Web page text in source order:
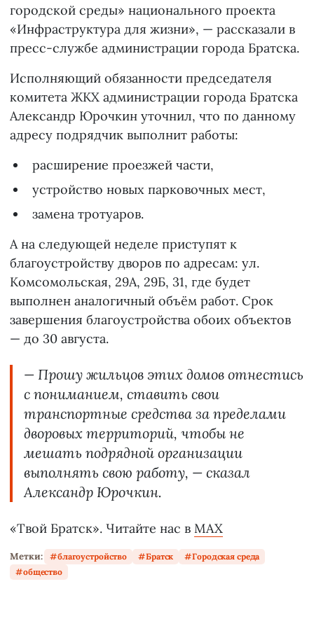
городской среды» национального проекта
«Инфраструктура для жизни», — рассказали в
пресс-службе администрации города Братска.
Исполняющий обязанности председателя
комитета ЖКХ администрации города Братска
Александр Юрочкин уточнил, что по данному
адресу подрядчик выполнит работы:
расширение проезжей части,
устройство новых парковочных мест,
замена тротуаров.
А на следующей неделе приступят к
благоустройству дворов по адресам: ул.
Комсомольская, 29А, 29Б, 31, где будет
выполнен аналогичный объём работ. Срок
завершения благоустройства обоих объектов
— до 30 августа.
— Прошу жильцов этих домов отнестись
с пониманием, ставить свои
транспортные средства за пределами
дворовых территорий, чтобы не
мешать подрядной организации
выполнять свою работу, — сказал
Александр Юрочкин.
«Твой Братск». Читайте нас в MAX
Метки: благоустройство Братск
Городская среда
общество